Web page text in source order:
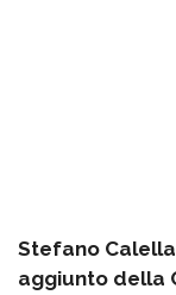
Stefano
aggiunto della